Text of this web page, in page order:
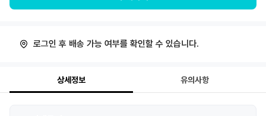
로그인 후 배송 가능 여부를 확인할 수 있습니다.
상세정보 유의사항